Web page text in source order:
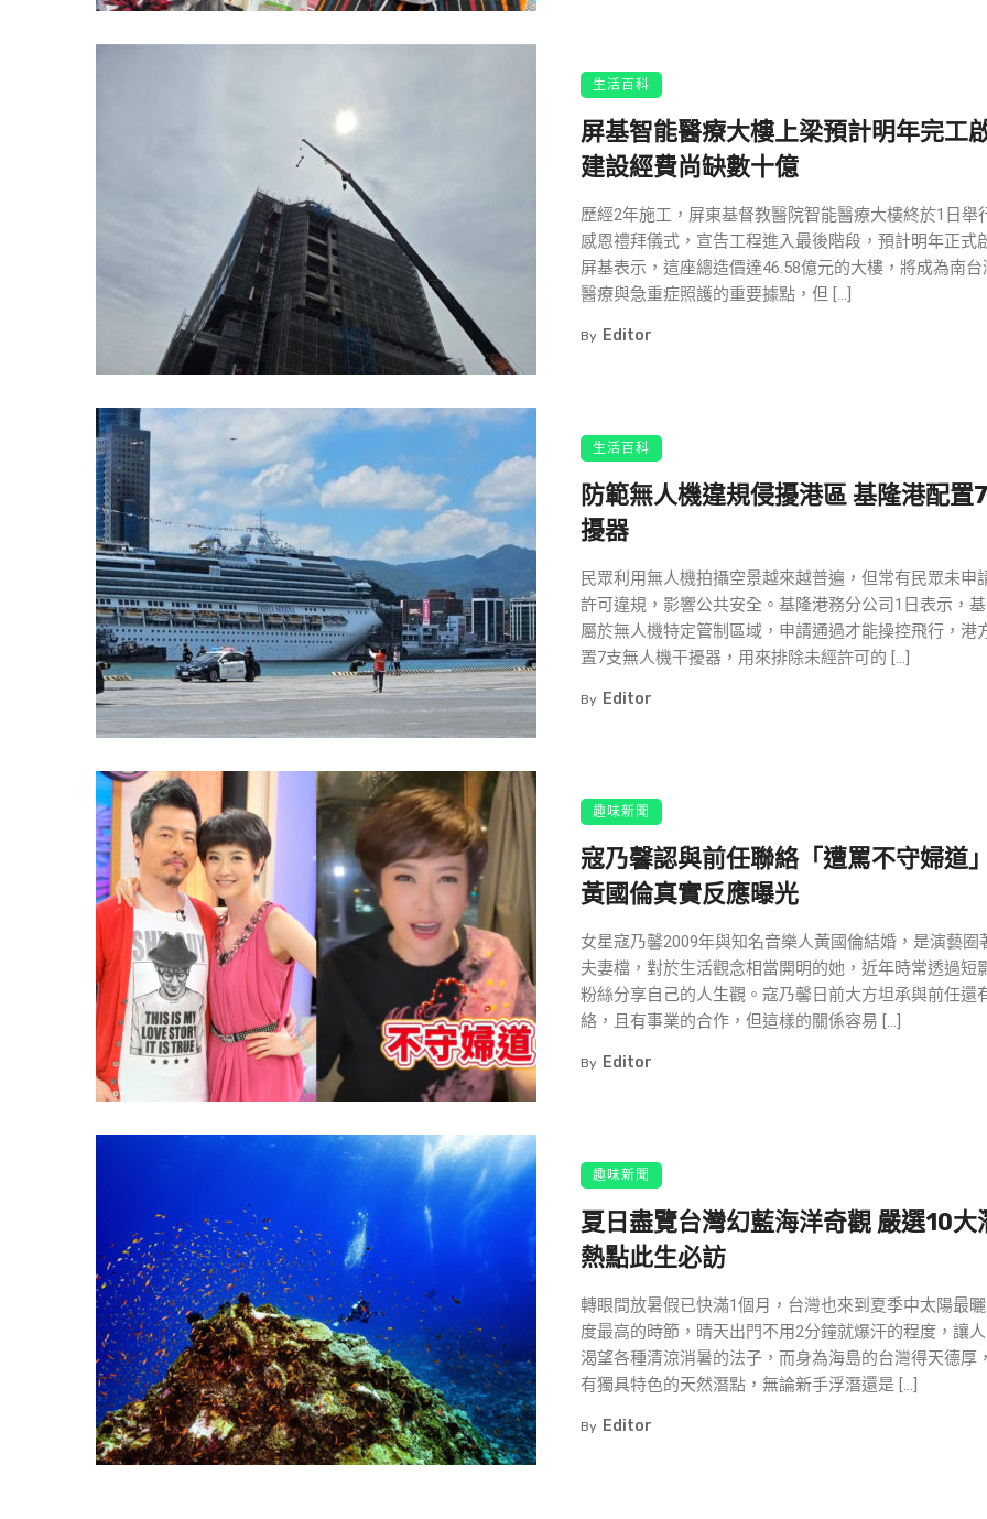
生活百科
屏基智能醫療大樓上梁預計明年完工
建設經費尚缺數十億
歷經2年施工，屏東基督教醫院智能醫療大樓終於1日舉
感恩禮拜儀式，宣告工程進入最後階段，預計明年正式
屏基表示，這座總造價達46.58億元的大樓，將成為南台
醫療與急重症照護的重要據點，但 […]
By Editor
生活百科
防範無人機違規侵擾港區 基隆港配置
擾器
民眾利用無人機拍攝空景越來越普遍，但常有民眾未申
許可違規，影響公共安全。基隆港務分公司1日表示，
屬於無人機特定管制區域，申請通過才能操控飛行，港
置7支無人機干擾器，用來排除未經許可的 […]
By Editor
趣味新聞
寇乃馨認與前任聯絡「遭罵不守婦道
黃國倫真實反應曝光
女星寇乃馨2009年與知名音樂人黃國倫結婚，是演藝圈
夫妻檔，對於生活觀念相當開明的她，近年時常透過短
粉絲分享自己的人生觀。寇乃馨日前大方坦承與前任還
絡，且有事業的合作，但這樣的關係容易 […]
By Editor
趣味新聞
夏日盡覽台灣幻藍海洋奇觀 嚴選10大
熱點此生必訪
轉眼間放暑假已快滿1個月，台灣也來到夏季中太陽最
度最高的時節，晴天出門不用2分鐘就爆汗的程度，讓
渴望各種清涼消暑的法子，而身為海島的台灣得天德厚
有獨具特色的天然潛點，無論新手浮潛還是 […]
By Editor